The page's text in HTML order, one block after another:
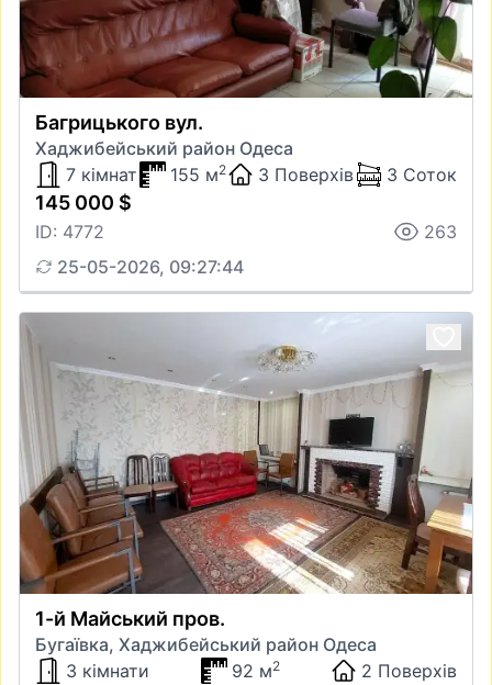
Багрицького вул.
Хаджибейський район Одеса
7 кімнат
155 м2 3 Поверхів 3 Соток
145 000 $
ID: 4772
263
25-05-2026, 09:27:44
1-й Майський пров.
Бугаївка, Хаджибейський район Одеса
3 кімнати
92 м2
2 Поверхів